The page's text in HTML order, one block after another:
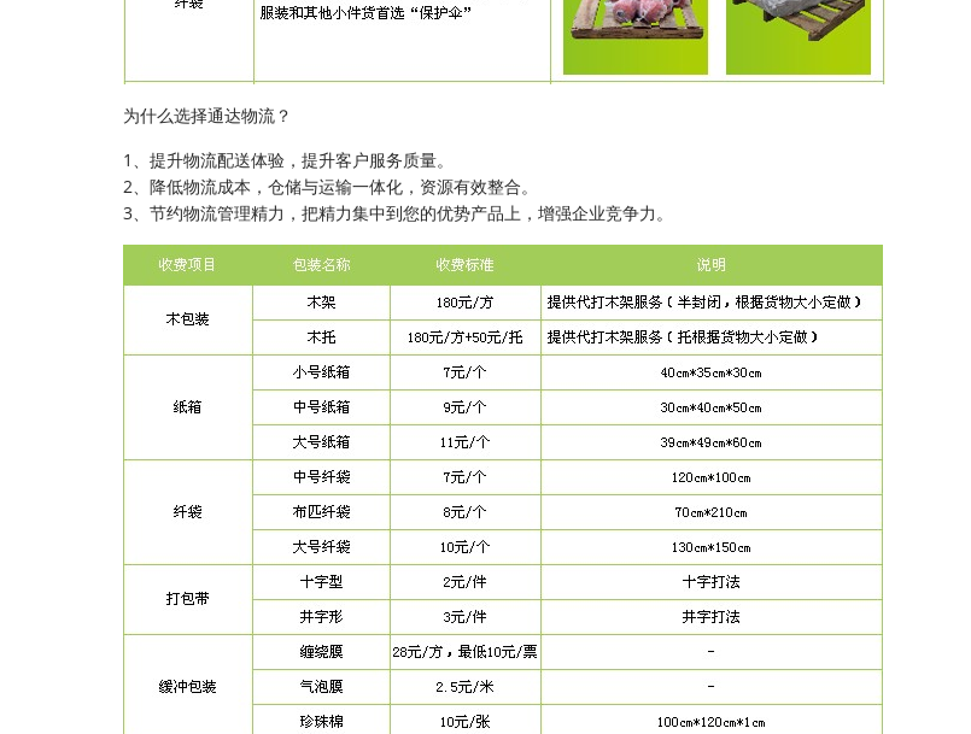
为什么选择通达物流？
1、提升物流配送体验，提升客户服务质量。
2、降低物流成本，仓储与运输一体化，资源有效整合。
3、节约物流管理精力，把精力集中到您的优势产品上，增强企业竞争力。